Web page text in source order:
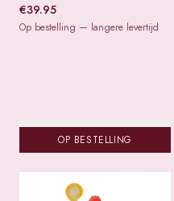
€39.95
Op bestelling — langere levertijd
OP BESTELLING